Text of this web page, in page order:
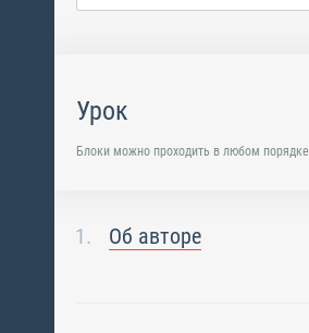
Урок
Блоки можно проходить в любом порядке
Об авторе